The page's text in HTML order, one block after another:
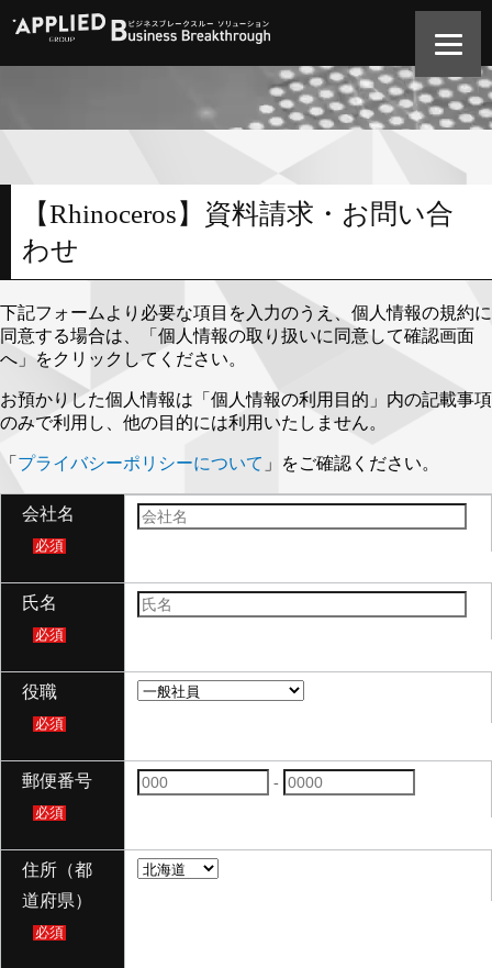
【Rhinoceros】資料請求・お問い合
わせ
下記フォームより必要な項目を入力のうえ、個人情報の規約に
同意する場合は、「個人情報の取り扱いに同意して確認画面
へ」をクリックしてください。
お預かりした個人情報は「個人情報の利用目的」内の記載事項
のみで利用し、他の目的には利用いたしません。
「 プライバシーポリシーについて 」をご確認ください。
会社名
必須
氏名
必須
役職
必須
郵便番号
必須
-
住所（都
道府県）
必須